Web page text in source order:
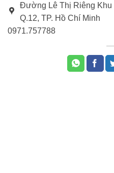
Đường Lê Thị Riêng
Q.12, TP. Hồ Chí Minh
0971.757788